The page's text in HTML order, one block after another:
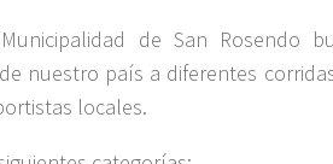
de San Rosendo
nuestro país a diferentes
locales.